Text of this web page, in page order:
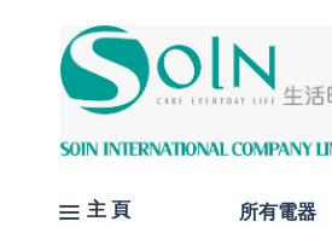
主 頁 所有電器